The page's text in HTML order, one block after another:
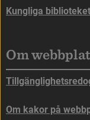
Kungliga
Om
Om kakor på